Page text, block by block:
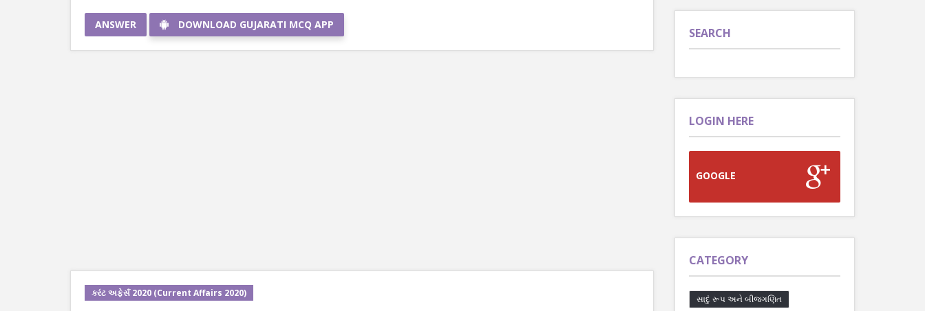
ANSWER DOWNLOAD GUJARATI MCQ APP
કરંટ અફેર્સ 2020 (Current Affairs 2020)
SEARCH
LOGIN HERE
GOOGLE
CATEGORY
સાદું રૂપ અને બીજગણિત